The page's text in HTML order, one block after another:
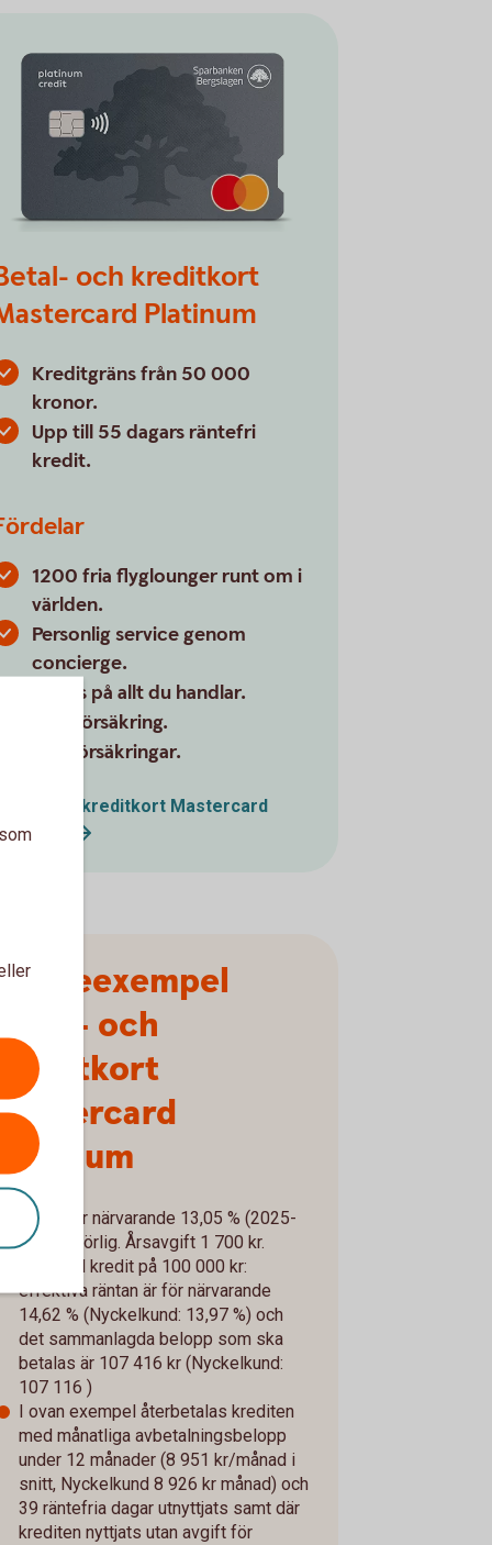
och kreditkort
Platinum
Kreditgräns från 50 000
kronor.
Upp till 55 dagars räntefri
kredit.
1200 fria flyglounger runt om i
världen.
Personlig service genom
concierge.
Bonus på allt du handlar.
Reseförsäkring.
Köpförsäkringar.
och kreditkort Mastercard
och
Ränta för närvarande 13,05 % (2025-
10-01), rörlig. Årsavgift 1 700 kr.
Utnyttjad kredit på 100 000 kr:
effektiva räntan är för närvarande
14,62 % (Nyckelkund: 13,97 %) och
det sammanlagda belopp som ska
betalas är 107 416 kr (Nyckelkund:
107 116 )
I ovan exempel återbetalas krediten
med månatliga avbetalningsbelopp
under 12 månader (8 951 kr/månad i
snitt, Nyckelkund 8 926 kr månad) och
39 räntefria dagar utnyttjats samt där
krediten nyttjats utan avgift för